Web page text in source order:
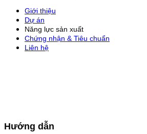
Giới thiệu
Dự án
Năng lực sản xuất
Chứng nhận & Tiêu chuẩn
Liên hệ
Hướng dẫn